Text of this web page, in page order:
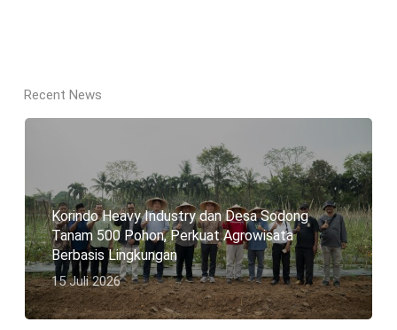
Recent News
Korindo Heavy Industry dan Desa Sodong
Tanam 500 Pohon, Perkuat Agrowisata
Berbasis Lingkungan
15 Juli 2026